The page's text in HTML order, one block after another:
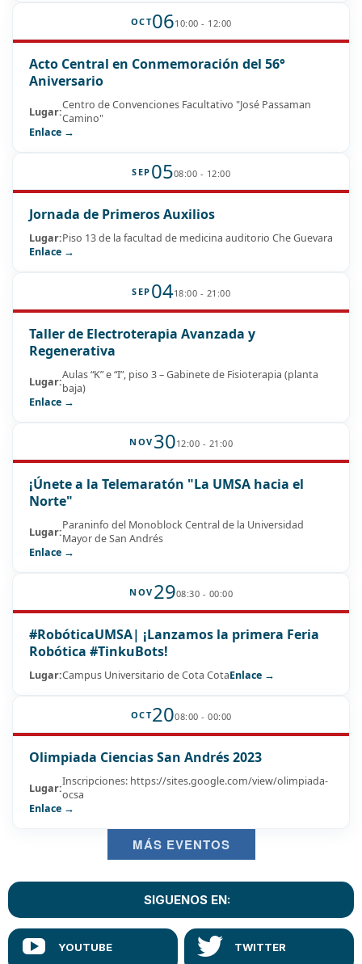
OCT0610:00 - 12:00
Acto Central en Conmemoración del 56°
Aniversario
Lugar:Centro de Convenciones Facultativo "José Passaman
Camino"
Enlace →
SEP 0508:00 - 12:00
Jornada de Primeros Auxilios
Lugar:Piso 13 de la facultad de medicina auditorio Che Guevara
Enlace →
SEP 0418:00 - 21:00
Taller de Electroterapia Avanzada y
Regenerativa
Lugar:Aulas “K” e “I”, piso 3 – Gabinete de Fisioterapia (planta
baja)
Enlace →
NOV 3012:00 - 21:00
¡Únete a la Telemaratón "La UMSA hacia el
Norte"
Lugar:Paraninfo del Monoblock Central de la Universidad
Mayor de San Andrés
Enlace →
NOV 2908:30 - 00:00
#RobóticaUMSA| ¡Lanzamos la primera Feria
Robótica #TinkuBots!
Lugar:Campus Universitario de Cota CotaEnlace →
OCT2008:00 - 00:00
Olimpiada Ciencias San Andrés 2023
Lugar:Inscripciones: https://sites.google.com/view/olimpiada-
ocsa
Enlace →
MÁS EVENTOS
SIGUENOS EN: